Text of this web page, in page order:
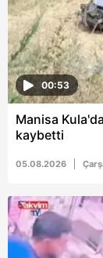
hazırlanmış
ilgili mevzuata
almak için
00:53
Manisa
kaybetti
05.08.2026